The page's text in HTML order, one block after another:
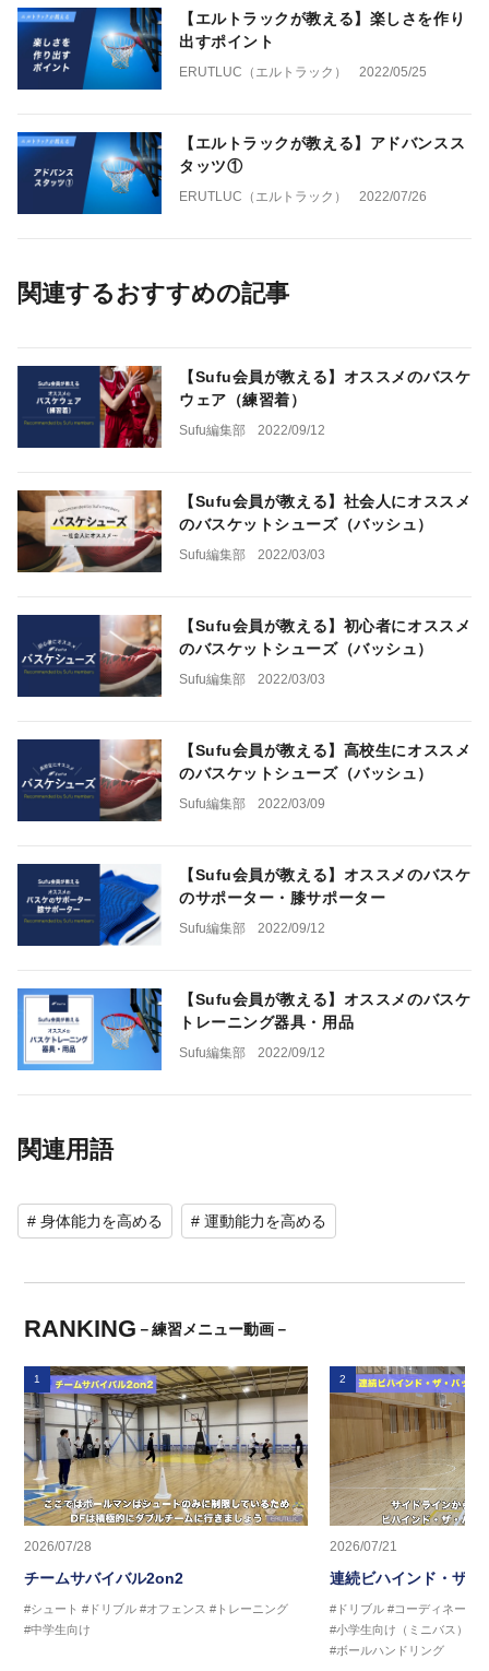
【エルトラックが教える】楽しさを作り
出すポイント
ERUTLUC（エルトラック） 2022/05/25
【エルトラックが教える】アドバンスス
タッツ①
ERUTLUC（エルトラック） 2022/07/26
関連するおすすめの記事
【Sufu会員が教える】オススメのバスケ
ウェア（練習着）
Sufu編集部 2022/09/12
【Sufu会員が教える】社会人にオススメ
のバスケットシューズ（バッシュ）
Sufu編集部 2022/03/03
【Sufu会員が教える】初心者にオススメ
のバスケットシューズ（バッシュ）
Sufu編集部 2022/03/03
【Sufu会員が教える】高校生にオススメ
のバスケットシューズ（バッシュ）
Sufu編集部 2022/03/09
【Sufu会員が教える】オススメのバスケ
のサポーター・膝サポーター
Sufu編集部 2022/09/12
【Sufu会員が教える】オススメのバスケ
トレーニング器具・用品
Sufu編集部 2022/09/12
関連用語
# 身体能力を高める # 運動能力を高める
RANKING －練習メニュー動画－
1
2026/07/28
チームサバイバル2on2
#シュート #ドリブル #オフェンス #トレーニング
#中学生向け
2
2026/07/21
連続ビハインド・ザ・
#ドリブル #コーディネーシ
#小学生向け（ミニバス）
#ボールハンドリング